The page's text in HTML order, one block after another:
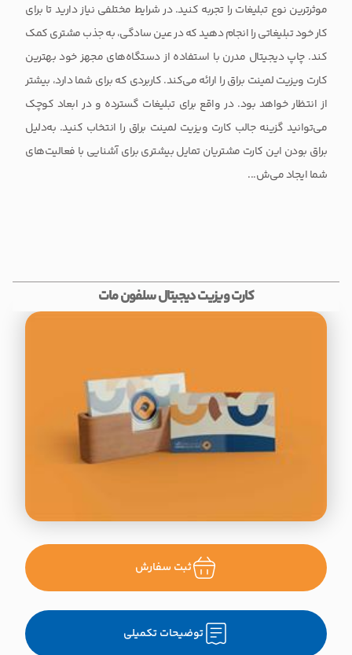
موثرترین نوع تبلیغات را تجربه کنید. در شرایط مختلفی نیاز دارید تا برای
کار خود تبلیغاتی را انجام دهید که در عین سادگی، به جذب مشتری کمک
کند. چاپ دیجیتال مدرن با استفاده از دستگاه‌های مجهز خود بهترین
کارت ویزیت لمینت براق را ارائه می‌کند. کاربردی که برای شما دارد، بیشتر
از انتظار خواهد بود. در واقع برای تبلیغات گسترده و در ابعاد کوچک
می‌توانید گزینه جالب کارت ویزیت لمینت براق را انتخاب کنید. به‌دلیل
براق بودن این کارت مشتریان تمایل بیشتری برای آشنایی با فعالیت‌های
شما ایجاد می‌ش...
کارت ویزیت دیجیتال سلفون مات
ثبت سفارش
توضیحات تکمیلی